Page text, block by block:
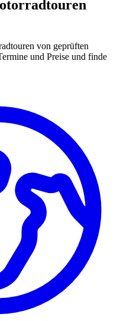
von geprüften
und Preise und finde